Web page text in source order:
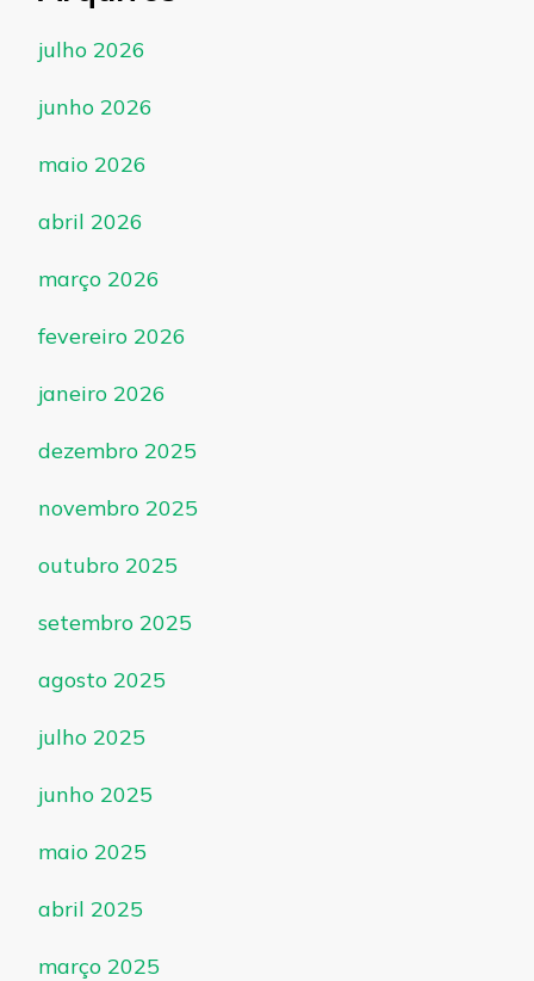
julho 2026
junho 2026
maio 2026
abril 2026
março 2026
fevereiro 2026
janeiro 2026
dezembro 2025
novembro 2025
outubro 2025
setembro 2025
agosto 2025
julho 2025
junho 2025
maio 2025
abril 2025
março 2025